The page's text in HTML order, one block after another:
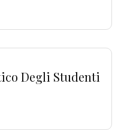
Degli Studenti